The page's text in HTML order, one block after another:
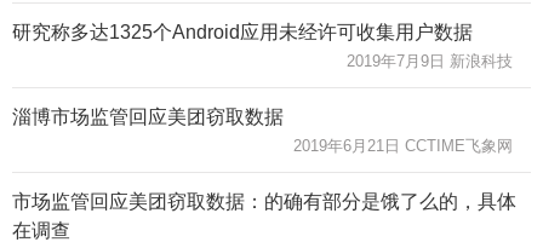
研究称多达1325个Android应用未经许可收集用户数据
2019年7月9日 新浪科技
淄博市场监管回应美团窃取数据
2019年6月21日 CCTIME飞象网
市场监管回应美团窃取数据：的确有部分是饿了么的，具体
在调查